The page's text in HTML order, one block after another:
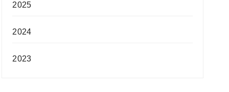
2025
2024
2023